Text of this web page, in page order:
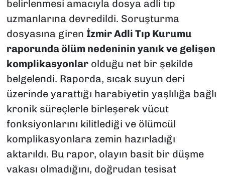
belirlenmesi amacıyla dosya adli tıp
uzmanlarına devredildi. Soruşturma
dosyasına giren İzmir Adli Tıp Kurumu
raporunda ölüm nedeninin yanık ve gelişen
komplikasyonlarolduğu net bir şekilde
belgelendi. Raporda, sıcak suyun deri
üzerinde yarattığı harabiyetin yaşlılığa bağlı
kronik süreçlerle birleşerek vücut
fonksiyonlarını kilitlediği ve ölümcül
komplikasyonlara zemin hazırladığı
aktarıldı. Bu rapor, olayın basit bir düşme
vakası olmadığını, doğrudan tesisat